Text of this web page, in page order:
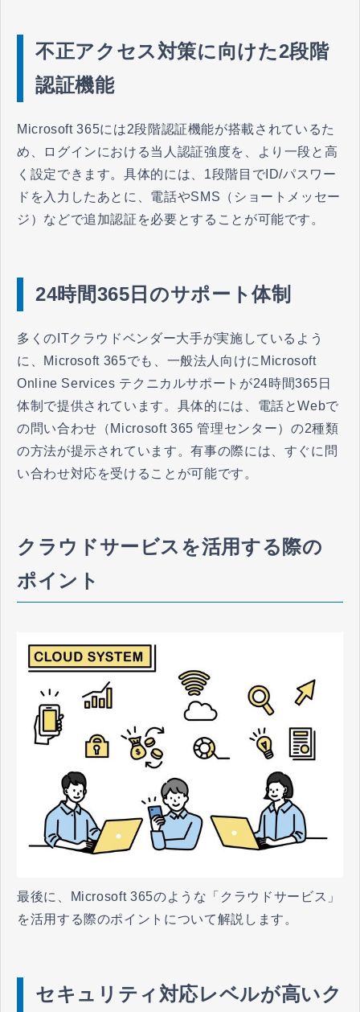
不正アクセス対策に向けた2段階
認証機能
Microsoft 365には2段階認証機能が搭載されているた
め、ログインにおける当人認証強度を、より一段と高
く設定できます。具体的には、1段階目でID/パスワー
ドを入力したあとに、電話やSMS（ショートメッセー
ジ）などで追加認証を必要とすることが可能です。
24時間365日のサポート体制
多くのITクラウドベンダー大手が実施しているよう
に、Microsoft 365でも、一般法人向けにMicrosoft
Online Services テクニカルサポートが24時間365日
体制で提供されています。具体的には、電話とWebで
の問い合わせ（Microsoft 365 管理センター）の2種類
の方法が提示されています。有事の際には、すぐに問
い合わせ対応を受けることが可能です。
クラウドサービスを活用する際の
ポイント
最後に、Microsoft 365のような「クラウドサービス」
を活用する際のポイントについて解説します。
セキュリティ対応レベルが高いク